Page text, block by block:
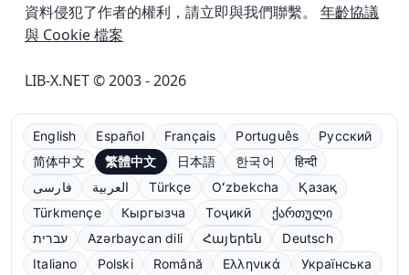
資料侵犯了作者的權利，請立即與我們聯繫。 年齡協議
與 Cookie 檔案
LIB-X.NET © 2003 - 2026
English Español Français Português
Русский
简体中文
繁體中文 日本語 한국어
हिन्दी
فارسی
العربية Türkçe Oʻzbekcha
Қазақ
Türkmençe
Кыргызча Тоҷикӣ
ქართული
עברית
Azərbaycan dili Հայերեն
Deutsch
Italiano
Polski Română Ελληνικά Українська